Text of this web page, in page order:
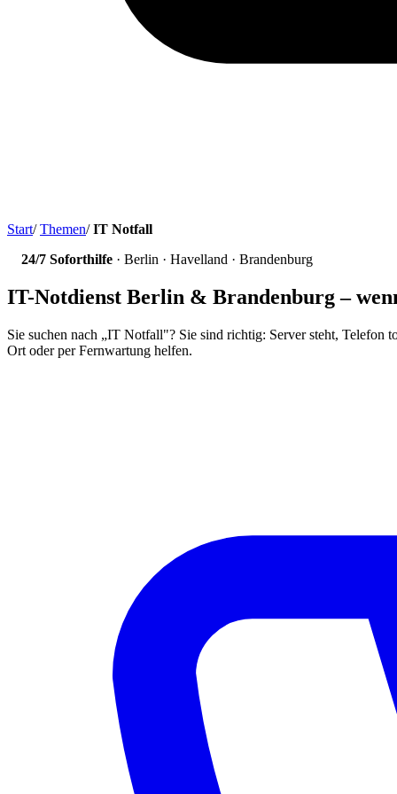
Start/ Themen/ IT Notfall
24/7 Soforthilfe · Berlin · Havelland · Brandenburg
IT-Notdienst Berlin & Brandenburg –
Sie suchen nach „IT Notfall"? Sie sind richtig: Server steht,
Ort oder per Fernwartung helfen.